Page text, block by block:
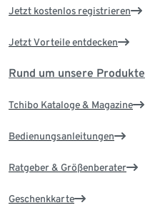
Jetzt kostenlos registrieren
Jetzt Vorteile entdecken
Rund um unsere Produkte
Tchibo Kataloge & Magazine
Bedienungsanleitungen
Ratgeber & Größenberater
Geschenkkarte